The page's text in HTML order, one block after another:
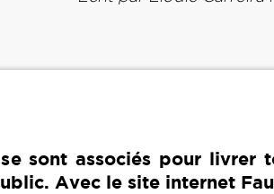
sont associés pour livrer
Avec le site internet